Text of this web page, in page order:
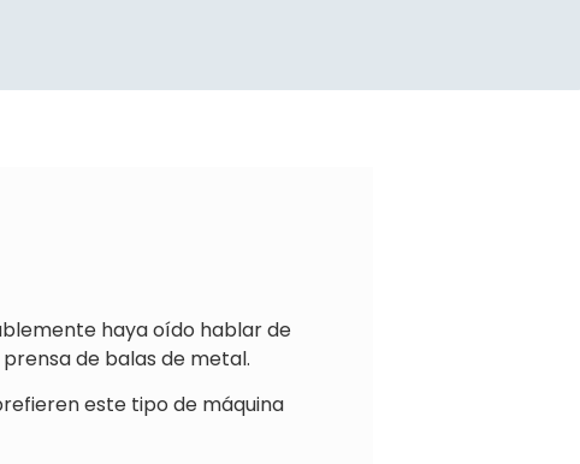
haya oído hablar de
de balas de metal.
este tipo de máquina